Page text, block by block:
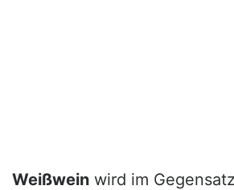
Weißwein wird im